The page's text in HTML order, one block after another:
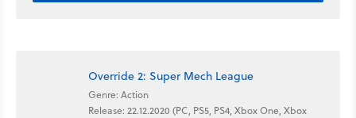
Override 2: Super Mech League
Genre: Action
Release: 22.12.2020 (PC, PS5, PS4, Xbox One, Xbox